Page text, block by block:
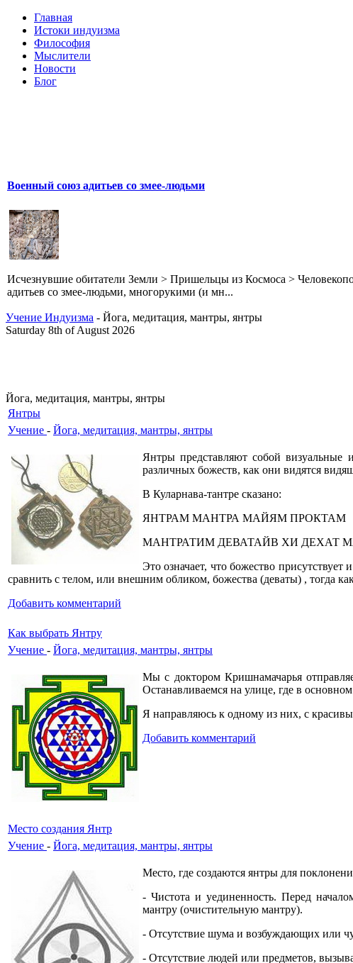
Главная
Истоки индуизма
Философия
Мыслители
Новости
Блог
Военный союз адитьев со змее-людьми
Исчезнувшие обитатели Земли > Пришельцы из Космоса >
адитьев со змее-людьми, многорукими (и мн...
Учение Индуизма - Йога, медитация, мантры, янтры
Saturday 8th of August 2026
Йога, медитация, мантры, янтры
Янтры
Учение - Йога, медитация, мантры, янтры
Янтры представляют собой визуальные
различных божеств, как они видятся
В Куларнава-тантре сказано:
ЯНТРАМ МАНТРА МАЙЯМ ПРОКТАМ
МАНТРАТИМ ДЕВАТАЙВ ХИ ДЕХАТ
Это означает, что божество
сравнить с телом, или внешним обликом, божества (деваты) , тогда
Добавить комментарий
Как выбрать Янтру
Учение - Йога, медитация, мантры, янтры
Мы с доктором Кришнамачарья
Останавливаемся на улице, где в
Я направляюсь к одному из них, с
Добавить комментарий
Место создания Янтр
Учение - Йога, медитация, мантры, янтры
Место, где создаются янтры для
- Чистота и уединенность. Перед
мантру (очистительную мантру).
- Отсутствие шума и возбуждающих или
- Отсутствие людей или предметов,